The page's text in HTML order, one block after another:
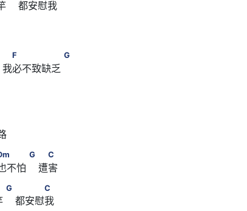
都安慰我
　F　　　　　      G
F G
必不致缺乏
Em
G
Dm　　　      G        　C
G C
不怕    遭害
Dm　　　      G        　　　C
G C
都安慰我